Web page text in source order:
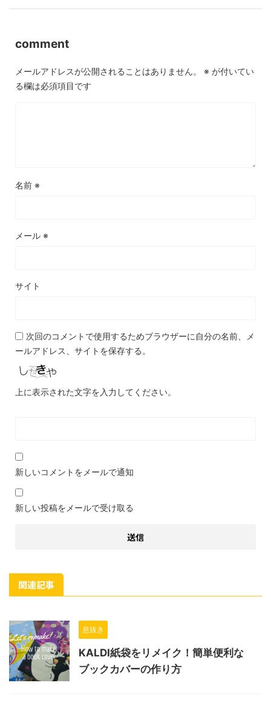
comment
メールアドレスが公開されることはありません。 ※ が付いてい
る欄は必須項目です
名前 ※
メール ※
サイト
次回のコメントで使用するためブラウザーに自分の名前、メ
ールアドレス、サイトを保存する。
上に表示された文字を入力してください。
新しいコメントをメールで通知
新しい投稿をメールで受け取る
関連記事
息抜き
KALDI紙袋をリメイク！簡単便利な
ブックカバーの作り方